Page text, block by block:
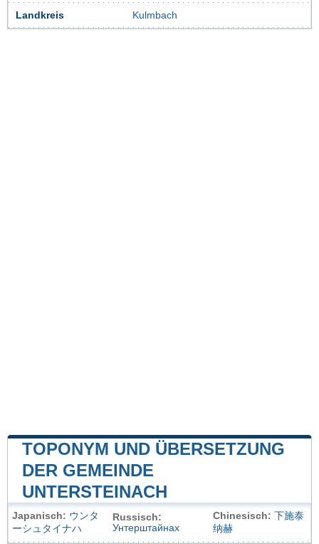
Landkreis Kulmbach
TOPONYM UND ÜBERSETZUNG
DER GEMEINDE
UNTERSTEINACH
Japanisch: ウンタ
ーシュタイナハ
Russisch:
Унтерштайнах
Chinesisch: 下施泰
纳赫